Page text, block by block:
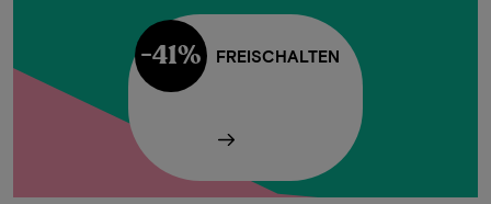
FREISCHALTEN
-41%